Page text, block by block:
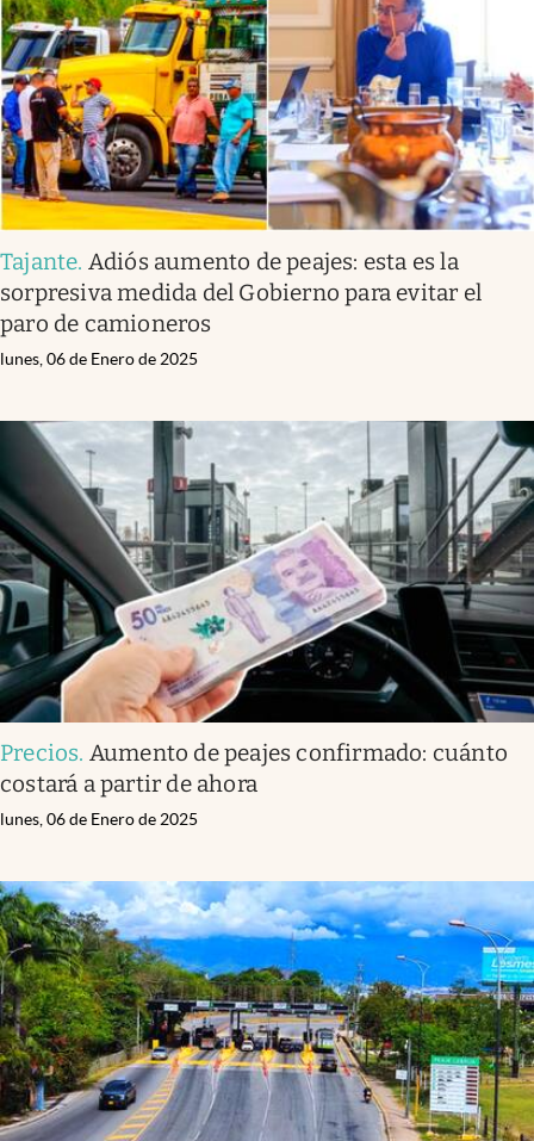
Tajante. Adiós aumento de peajes: esta es la
sorpresiva medida del Gobierno para evitar el
paro de camioneros
lunes, 06 de Enero de 2025
Precios. Aumento de peajes confirmado: cuánto
costará a partir de ahora
lunes, 06 de Enero de 2025